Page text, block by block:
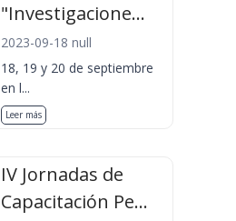
"Investigacione...
2023-09-18 null
18, 19 y 20 de septiembre
en l...
Leer más
IV Jornadas de
Capacitación Pe...